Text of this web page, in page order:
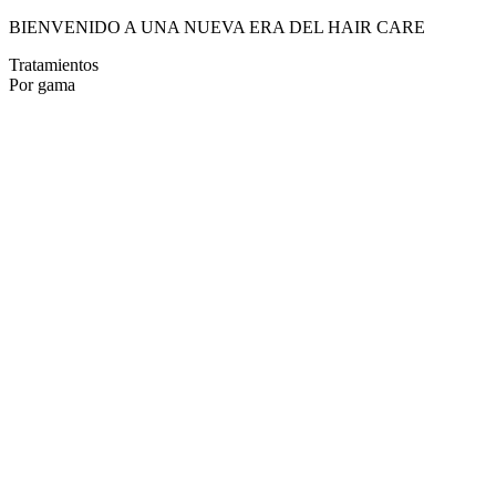
BIENVENIDO A UNA NUEVA ERA DEL HAIR CARE
Tratamientos
Por gama